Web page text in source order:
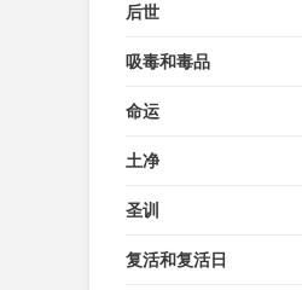
后世
吸毒和毒品
命运
土净
圣训
复活和复活日